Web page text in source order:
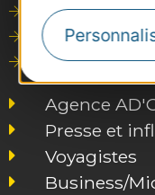
Outils de
Photothèque
Consultations
Agence
Presse et
Voyagistes
Business/